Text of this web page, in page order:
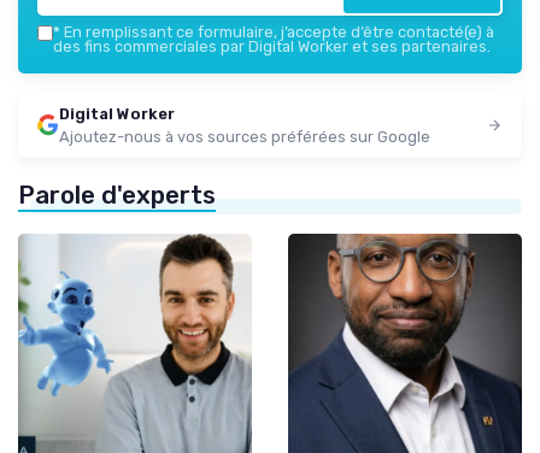
* En remplissant ce formulaire, j’accepte d’être contacté(e) à
des fins commerciales par Digital Worker et ses partenaires.
Digital Worker
Ajoutez-nous à vos sources préférées sur Google
Parole d'experts